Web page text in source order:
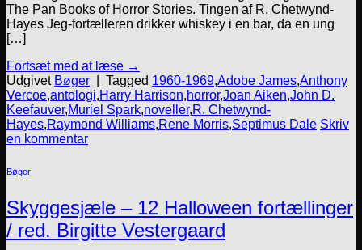
The Pan Books of Horror Stories. Tingen af R. Chetwynd-
Hayes Jeg-fortælleren drikker whiskey i en bar, da en ung
[…]
Fortsæt med at læse →
Udgivet Bøger Tagged 1960-1969,Adobe James,Anthony
Vercoe,antologi,Harry Harrison,horror,Joan Aiken,John D.
Keefauver,Muriel Spark,noveller,R. Chetwynd-
Hayes,Raymond Williams,Rene Morris,Septimus Dale Skriv
en kommentar
Bøger
Skyggesjæle – 12 Halloween fortællinger
/ red. Birgitte Vestergaard